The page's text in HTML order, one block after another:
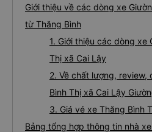
Giới thiệu về các dòng xe
từ Thăng Bình
1. Giới thiệu các dòng xe
Thị xã Cai Lậy
2. Về chất lượng, review,
Bình Thị xã Cai Lậy
3. Giá vé xe Thăng Bình
Bảng tổng hợp thông tin nhà